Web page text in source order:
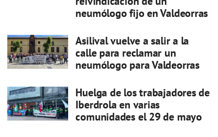
neumólogo fijo en Valdeorras
Asilival vuelve a salir a la
calle para reclamar un
neumólogo para Valdeorras
Huelga de los trabajadores de
Iberdrola en varias
comunidades el 29 de mayo